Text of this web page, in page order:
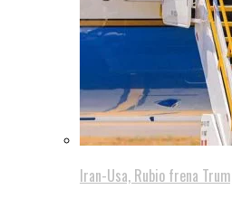
Iran-Usa, Rubio frena